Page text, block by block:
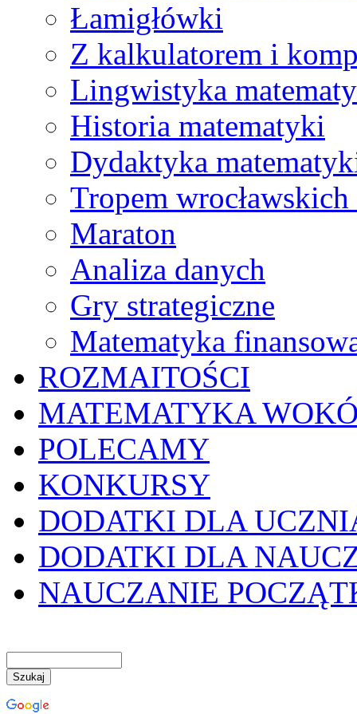
Łamigłówki
Z kalkulatorem i
Lingwistyka
Historia matematyki
Dydaktyka
Tropem
Maraton
Analiza danych
Gry strategiczne
Matematyka
ROZMAITOŚCI
MATEMATYKA
POLECAMY
KONKURSY
DODATKI DLA
DODATKI DLA
NAUCZANIE